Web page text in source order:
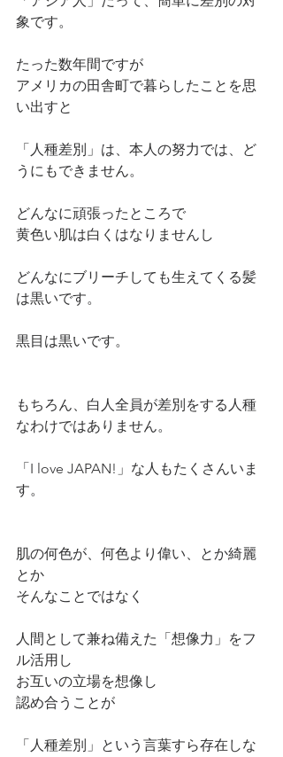
象です。
たった数年間ですが
アメリカの田舎町で暮らしたことを思
い出すと
「人種差別」は、本人の努力では、ど
うにもできません。
どんなに頑張ったところで
黄色い肌は白くはなりませんし
どんなにブリーチしても生えてくる髪
は黒いです。
黒目は黒いです。
もちろん、白人全員が差別をする人種
なわけではありません。
「I love JAPAN!」な人もたくさんいま
す。
肌の何色が、何色より偉い、とか綺麗
とか
そんなことではなく
人間として兼ね備えた「想像力」をフ
ル活用し
お互いの立場を想像し
認め合うことが
「人種差別」という言葉すら存在しな